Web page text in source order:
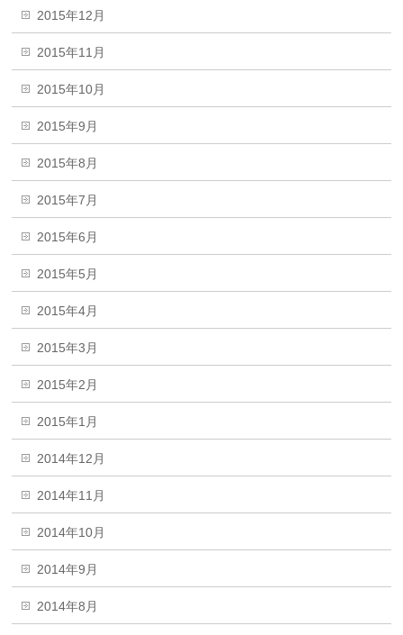
2015年12月
2015年11月
2015年10月
2015年9月
2015年8月
2015年7月
2015年6月
2015年5月
2015年4月
2015年3月
2015年2月
2015年1月
2014年12月
2014年11月
2014年10月
2014年9月
2014年8月